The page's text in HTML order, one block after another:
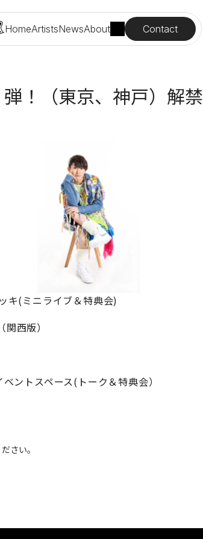
HomeArtistsNewsAbout Contact
！（東京、神戸）解禁
キ(ミニライブ＆特典会)
西版）
ントスペース(トーク＆特典会）
さい。